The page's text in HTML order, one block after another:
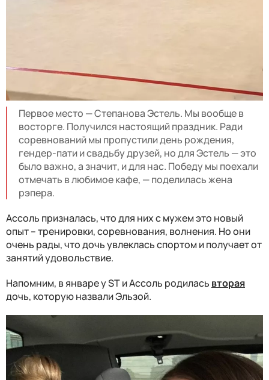
Первое место — Степанова Эстель. Мы вообще в
восторге. Получился настоящий праздник. Ради
соревнований мы пропустили день рождения,
гендер-пати и свадьбу друзей, но для Эстель — это
было важно, а значит, и для нас. Победу мы поехали
отмечать в любимое кафе, — поделилась жена
рэпера.
Ассоль призналась, что для них с мужем это новый
опыт – тренировки, соревнования, волнения. Но они
очень рады, что дочь увлеклась спортом и получает от
занятий удовольствие.
Напомним, в январе у ST и Ассоль родилась вторая
дочь, которую назвали Эльзой.